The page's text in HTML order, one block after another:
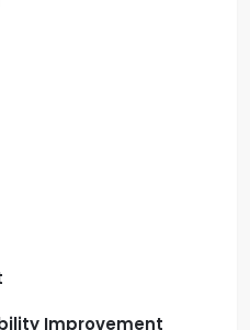
Improvement